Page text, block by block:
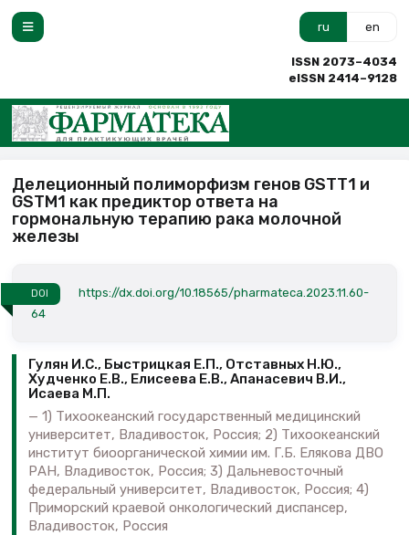
ru en
ISSN 2073–4034
eISSN 2414–9128
Делеционный полиморфизм генов GSTT1 и
GSTM1 как предиктор ответа на
гормональную терапию рака молочной
железы
DOI
https://dx.doi.org/10.18565/pharmateca.2023.11.60-
64
Гулян И.С., Быстрицкая Е.П., Отставных Н.Ю.,
Худченко Е.В., Елисеева Е.В., Апанасевич В.И.,
Исаева М.П.
1) Тихоокеанский государственный медицинский
университет, Владивосток, Россия; 2) Тихоокеанский
институт биоорганической химии им. Г.Б. Елякова ДВО
РАН, Владивосток, Россия; 3) Дальневосточный
федеральный университет, Владивосток, Россия; 4)
Приморский краевой онкологический диспансер,
Владивосток, Россия